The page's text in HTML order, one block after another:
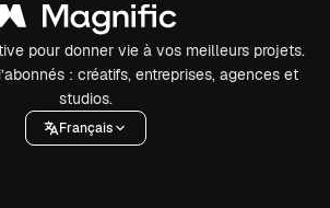
pour donner vie à vos meilleurs projets.
: créatifs, entreprises, agences et
studios.
Français